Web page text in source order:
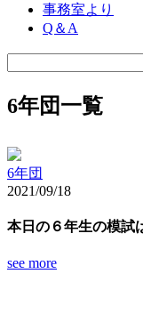
事務室より
Q＆A
6年団一覧
6年団
2021/09/18
本日の６年生の模試
see more